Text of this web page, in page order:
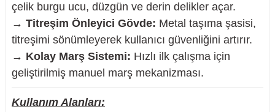
çelik burgu ucu, düzgün ve derin delikler açar.
→ Titreşim Önleyici Gövde: Metal taşıma şasisi,
titreşimi sönümleyerek kullanıcı güvenliğini artırır.
→ Kolay Marş Sistemi: Hızlı ilk çalışma için
geliştirilmiş manuel marş mekanizması.
Kullanım Alanları: